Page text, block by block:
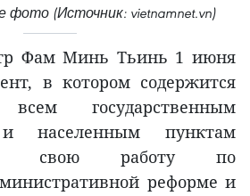
(Источник: vietnamnet.vn)
Фам Минь Тьинь 1 июня
в котором содержится
государственным
населенным пунктам
свою работу по
реформе и